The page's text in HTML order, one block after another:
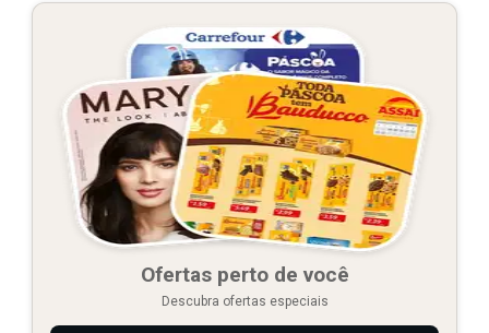
Ofertas perto de você
Descubra ofertas especiais